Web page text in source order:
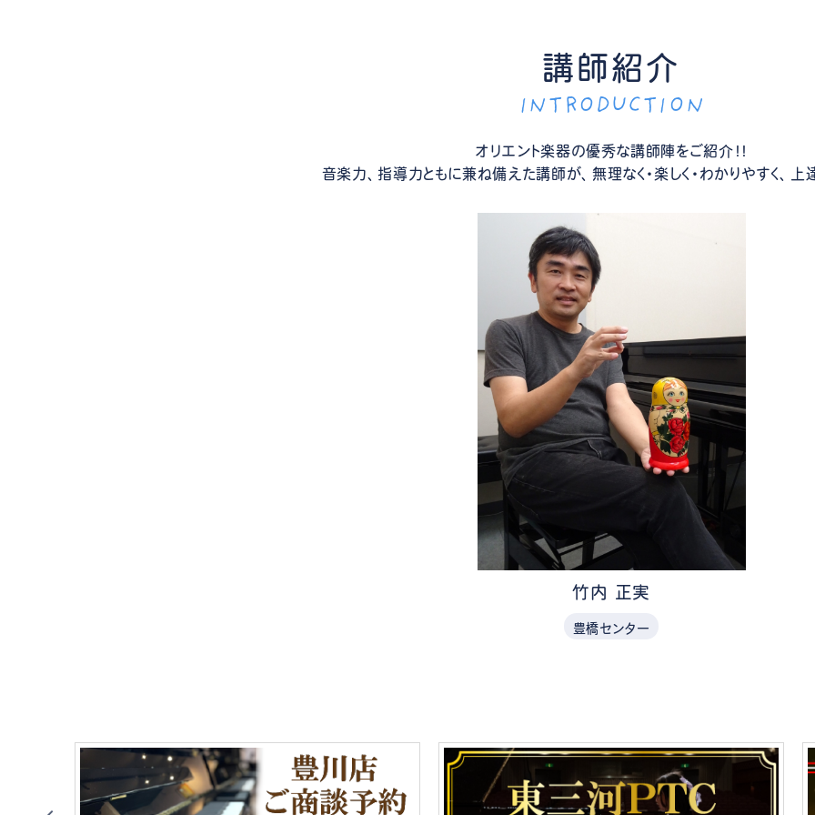
講師紹介
INTRODUCTION
オリエント楽器の優秀な講師陣をご紹介！！
音楽力、指導力ともに兼ね備えた講師が、無理なく・楽しく・わかりやすく、上
竹内 正実
豊橋センター